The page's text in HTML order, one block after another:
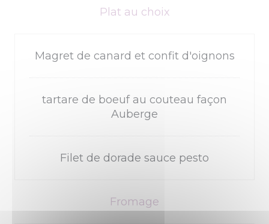
Plat au choix
Magret de canard et confit d'oignons
tartare de boeuf au couteau façon
Auberge
Filet de dorade sauce pesto
Fromage